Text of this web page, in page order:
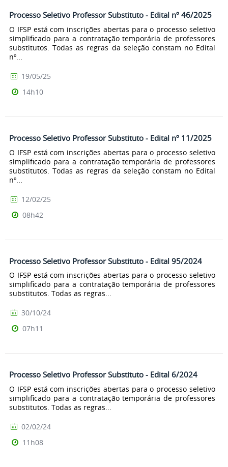
Processo Seletivo Professor Substituto - Edital nº 46/2025
O IFSP está com inscrições abertas para o processo seletivo
simplificado para a contratação temporária de professores
substitutos. Todas as regras da seleção constam no Edital
nº...
19/05/25
14h10
Processo Seletivo Professor Substituto - Edital nº 11/2025
O IFSP está com inscrições abertas para o processo seletivo
simplificado para a contratação temporária de professores
substitutos. Todas as regras da seleção constam no Edital
nº...
12/02/25
08h42
Processo Seletivo Professor Substituto - Edital 95/2024
O IFSP está com inscrições abertas para o processo seletivo
simplificado para a contratação temporária de professores
substitutos. Todas as regras...
30/10/24
07h11
Processo Seletivo Professor Substituto - Edital 6/2024
O IFSP está com inscrições abertas para o processo seletivo
simplificado para a contratação temporária de professores
substitutos. Todas as regras...
02/02/24
11h08